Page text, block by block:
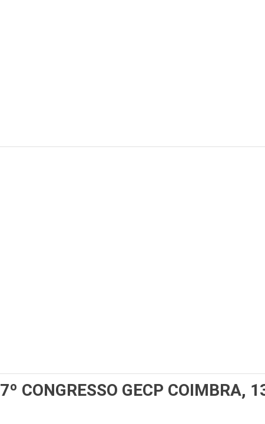
7º CONGRESSO GECP COIMBRA,